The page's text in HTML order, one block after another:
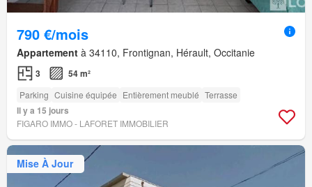
790 €/mois
Appartement à 34110, Frontignan, Hérault, Occitanie
3 54 m²
Parking Cuisine équipée Entièrement meublé Terrasse
Il y a 15 jours
FIGARO IMMO - LAFORET IMMOBILIER
Mise À Jour